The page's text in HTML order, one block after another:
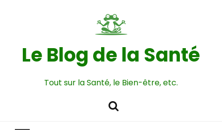
Le Blog de la Santé
Tout sur la Santé, le Bien-être, etc.